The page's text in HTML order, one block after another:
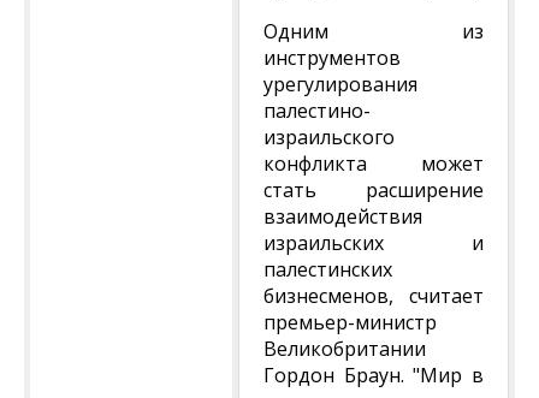
Одним из
инструментов
урегулирования
палестино-
израильского
конфликта может
стать расширение
взаимодействия
израильских и
палестинских
бизнесменов, считает
премьер-министр
Великобритании
Гордон Браун. "Мир в